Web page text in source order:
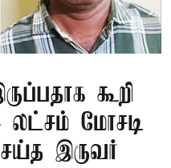
கூறி
லட்சம் மோசடி
இருவர்